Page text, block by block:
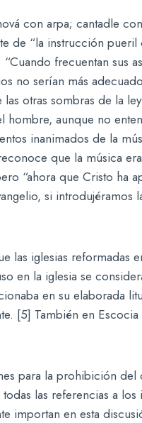
con arpa; cantadle
de “la instrucción
frecuentan sus
no serían más
otras sombras de la
hombre, aunque no
inanimados de la
que la música
“ahora que Cristo ha
si introdujéramos
las iglesias reformadas
en la iglesia se
en su elaborada
[5] También en
para la prohibición
las referencias a los
importan en esta